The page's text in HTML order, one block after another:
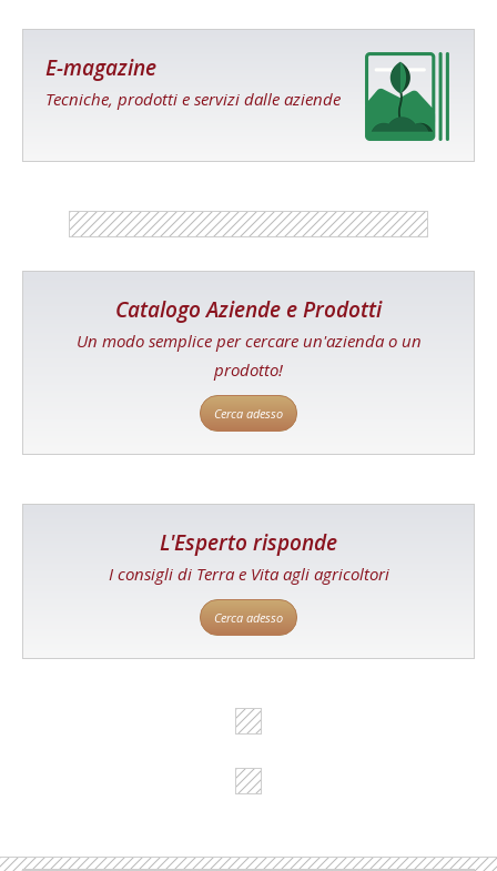
E-magazine
Tecniche, prodotti e servizi dalle aziende
Catalogo Aziende e Prodotti
Un modo semplice per cercare un'azienda o un
prodotto!
Cerca adesso
L'Esperto risponde
I consigli di Terra e Vita agli agricoltori
Cerca adesso